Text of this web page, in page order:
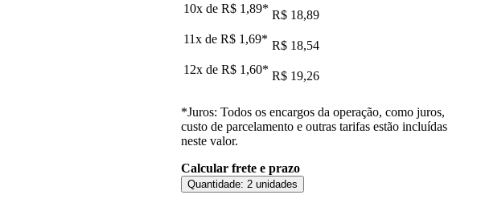
10x de R$ 1,89* R$ 18,89
11x de R$ 1,69* R$ 18,54
12x de R$ 1,60* R$ 19,26
*Juros: Todos os encargos da operação, como juros,
custo de parcelamento e outras tarifas estão incluídas
neste valor.
Calcular frete e prazo
Quantidade: 2 unidades